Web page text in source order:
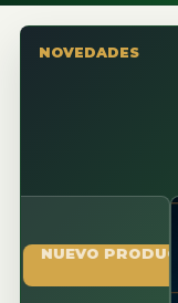
NOVEDADES
PRODUCTO